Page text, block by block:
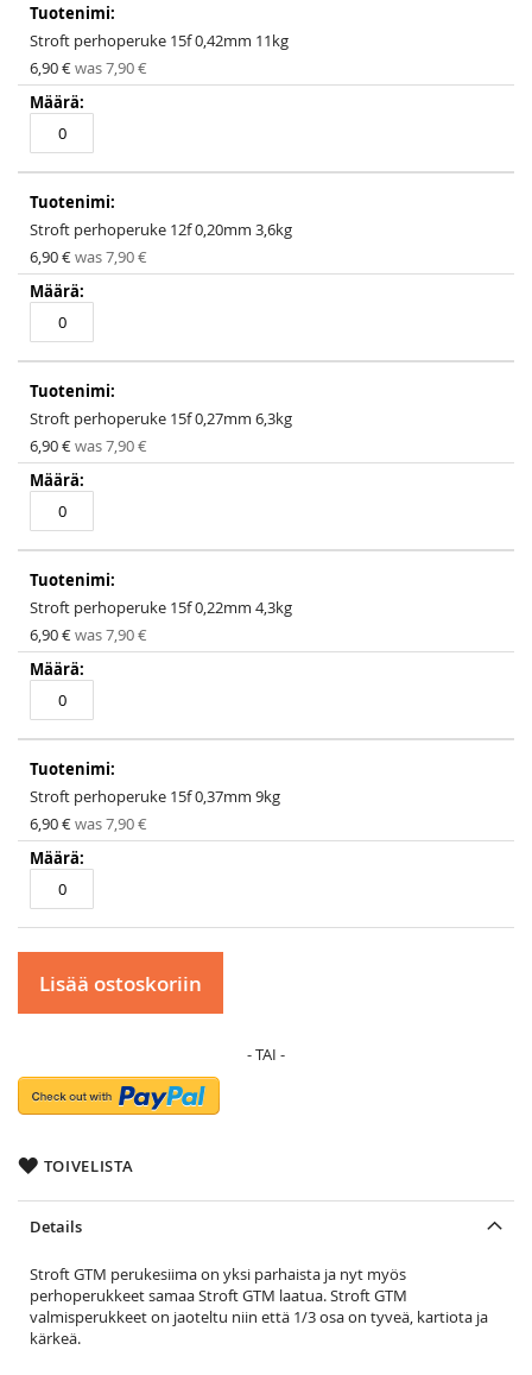
Stroft perhoperuke 15f 0,42mm 11kg
Special
Price
6,90 €was7,90 €
Stroft perhoperuke 12f 0,20mm 3,6kg
Special
Price
6,90 €was7,90 €
Stroft perhoperuke 15f 0,27mm 6,3kg
Special
Price
6,90 €was7,90 €
Stroft perhoperuke 15f 0,22mm 4,3kg
Special
Price
6,90 €was7,90 €
Stroft perhoperuke 15f 0,37mm 9kg
Special
Price
6,90 €was7,90 €
Lisää ostoskoriin
TOIVELISTA
Details
Stroft GTM perukesiima on yksi parhaista ja nyt myös
perhoperukkeet samaa Stroft GTM laatua. Stroft GTM
valmisperukkeet on jaoteltu niin että 1/3 osa on tyveä, kartiota ja
kärkeä.